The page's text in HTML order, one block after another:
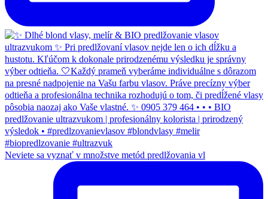
Neviete sa vyznať v množstve metód predlžovania vl